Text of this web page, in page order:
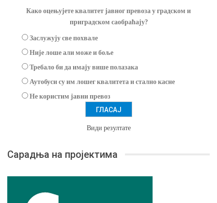
Како оцењујете квалитет јавног превоза у градском и
приградском саобраћају?
Заслужују све похвале
Није лоше али може и боље
Требало би да имају више полазака
Аутобуси су им лошег квалитета и стално касне
Не користим јавни превоз
Види резултате
Сарадња на пројектима